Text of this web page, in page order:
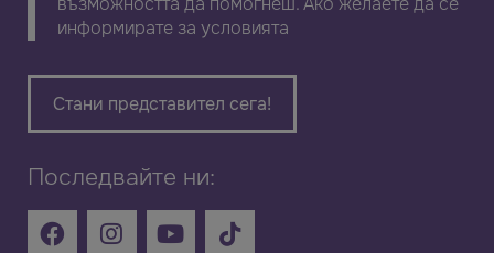
информирате за условията
Стани представител сега!
Последвайте ни: